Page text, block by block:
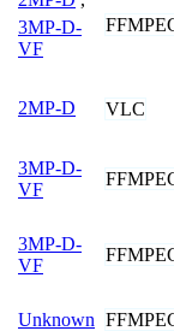
3MP-D-
VF
2MP-D VLC
3MP-D-
VF
3MP-D-
VF
Unknown